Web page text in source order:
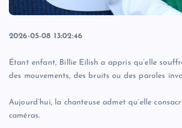
2026-05-08 13:02:46
Étant enfant, Billie Eilish a appris qu’elle
des mouvements, des bruits ou des paroles
Aujourd’hui, la chanteuse admet qu’elle
caméras.